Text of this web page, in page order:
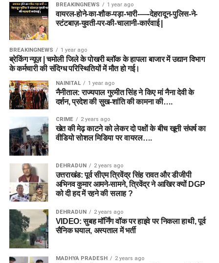
BREAKINGNEWS 1 year ago
वायरल-होने-का-शौक-पड़ा-भारी-—-देहरादून-पुलिस-ने-
स्टंटबाज़-युवती-पर-की-चालानी-कार्रवाई |
BREAKINGNEWS 1 year ago
ब्रेकिंग न्यूज़ | चमोली जिले के पोखरी ब्लॉक के हापला बाजार में उद्यान विभाग
के कर्मचारी की संदिग्ध परिस्थितियों में मौत हो गई।
NAINITAL 1 year ago
नैनीताल: राज्यपाल गुरमीत सिंह ने किए मां नैना देवी के
दर्शन, प्रदेश की सुख-शांति की कामना की….
CRIME 2 years ago
खेत की मेढ़ काटने को लेकर दो पक्षों के बीच खूनी संघर्ष का
वीडियो सोशल मिडिया पर वायरल….
DEHRADUN 2 years ago
उत्तराखंड: पूर्व सीएम त्रिवेंद्र सिंह रावत और डीजीपी
अभिनव कुमार आमने-सामने, त्रिवेंद्र ने आखिर क्यों DGP
को दी हद में रहने की सलाह ?
DEHRADUN 2 years ago
VIDEO: सुबह मॉर्निंग वॉक पर हाइवे पर निकला हाथी, पूर्व
सैनिक घयाल, अस्पताल में भर्ती
MADHYA PRADESH 2 years ago